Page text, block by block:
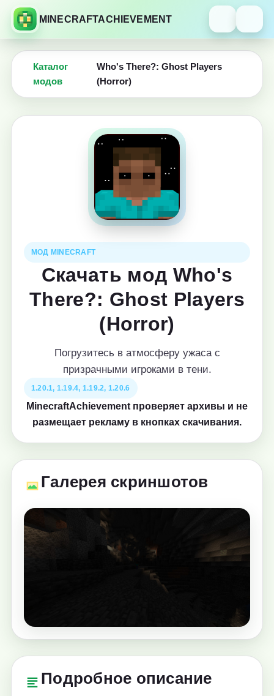
MINECRAFTACHIEVEMENT
Каталог
модов
Who's There?: Ghost Players
(Horror)
МОД MINECRAFT
Скачать мод Who's
There?: Ghost Players
(Horror)
Погрузитесь в атмосферу ужаса с
призрачными игроками в тени.
1.20.1, 1.19.4, 1.19.2, 1.20.6
MinecraftAchievement проверяет архивы и не
размещает рекламу в кнопках скачивания.
Галерея скриншотов
Подробное описание